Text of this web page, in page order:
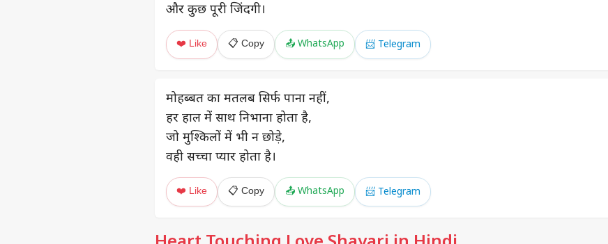
और कुछ पूरी जिंदगी।
❤️ Like 📋 Copy 📤 WhatsApp 📨 Telegram
मोहब्बत का मतलब सिर्फ पाना नहीं,
हर हाल में साथ निभाना होता है,
जो मुश्किलों में भी न छोड़े,
वही सच्चा प्यार होता है।
❤️ Like 📋 Copy 📤 WhatsApp 📨 Telegram